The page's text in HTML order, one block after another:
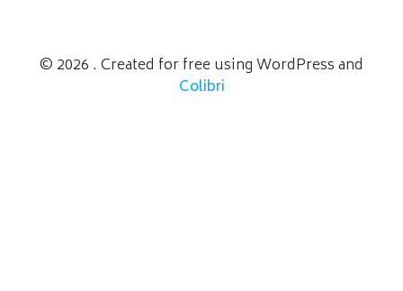
© 2026 . Created for free using WordPress and
Colibri